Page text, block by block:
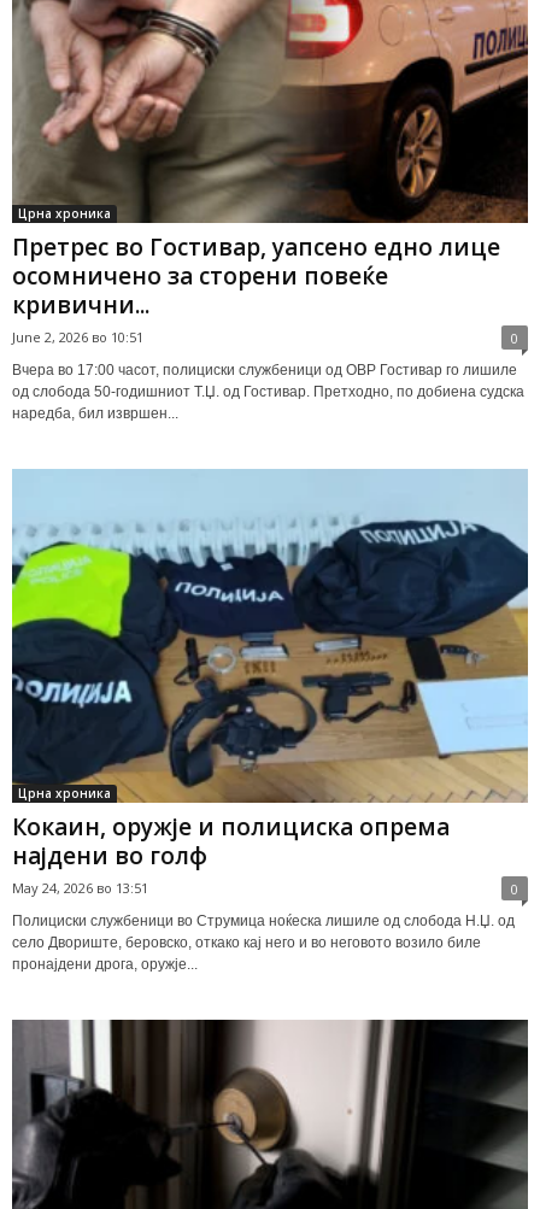
Црна хроника
Претрес во Гостивар, уапсено едно лице
осомничено за сторени повеќе
кривични...
June 2, 2026 во 10:51 0
Вчера во 17:00 часот, полициски службеници од ОВР Гостивар го лишиле
од слобода 50-годишниот Т.Џ. од Гостивар. Претходно, по добиена судска
наредба, бил извршен...
Црна хроника
Кокаин, оружје и полициска опрема
најдени во голф
May 24, 2026 во 13:51 0
Полициски службеници во Струмица ноќеска лишиле од слобода Н.Џ. од
село Двориште, беровско, откако кај него и во неговото возило биле
пронајдени дрога, оружје...